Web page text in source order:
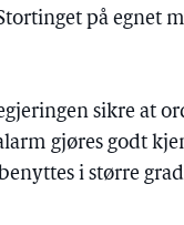
på egnet
sikre at
gjøres godt
i større